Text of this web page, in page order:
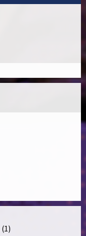
(1)